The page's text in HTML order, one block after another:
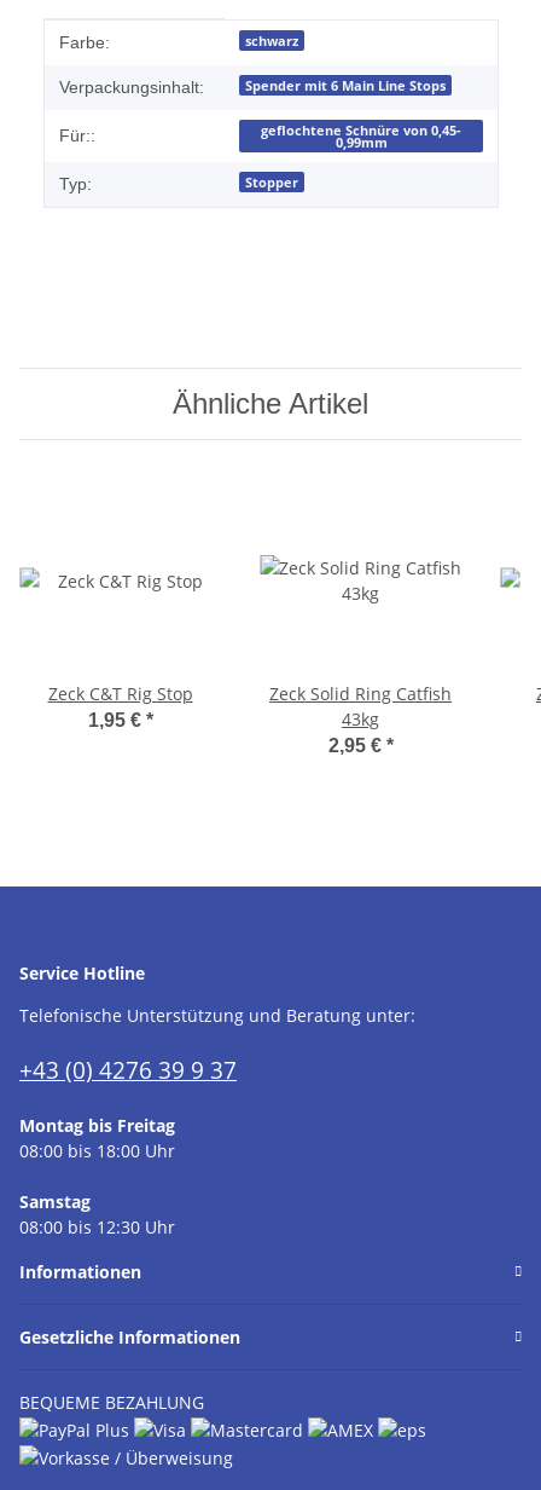
Produkteigenschaft
Wert
Farbe: schwarz
Verpackungsinhalt: Spender mit 6 Main Line Stops
Für:: geflochtene Schnüre von 0,45-
0,99mm
Typ: Stopper
Ähnliche Artikel
Zeck C&T Rig Stop
1,95 € *
Zeck Solid Ring Catfish
43kg
2,95 € *
Service Hotline
Telefonische Unterstützung und Beratung unter:
+43 (0) 4276 39 9 37
Montag bis Freitag
08:00 bis 18:00 Uhr
Samstag
08:00 bis 12:30 Uhr
Informationen
Gesetzliche Informationen
BEQUEME BEZAHLUNG